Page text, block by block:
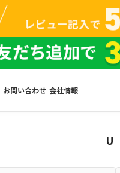
お問い合わせ 会社情報
U